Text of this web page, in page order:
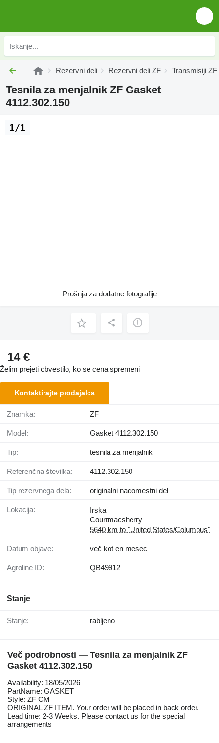
Rezervni deli Rezervni deli ZF Transmisiji ZF
Tesnila za menjalnik ZF Gasket
4112.302.150
1/1
Prošnja za dodatne fotografije
14 €
Želim prejeti obvestilo, ko se cena spremeni
Kontaktirajte prodajalca
Znamka: ZF
Model: Gasket 4112.302.150
Tip: tesnila za menjalnik
Referenčna številka: 4112.302.150
Tip rezervnega dela: originalni nadomestni del
Lokacija:
Irska
Courtmacsherry
5640 km to "United States/Columbus"
Datum objave: več kot en mesec
Agroline ID: QB49912
Stanje
Stanje: rabljeno
Več podrobnosti — Tesnila za menjalnik ZF
Gasket 4112.302.150
Availability: 18/05/2026
PartName: GASKET
Style: ZF CM
ORIGINAL ZF ITEM. Your order will be placed in back order.
Lead time: 2-3 Weeks. Please contact us for the special
arrangements